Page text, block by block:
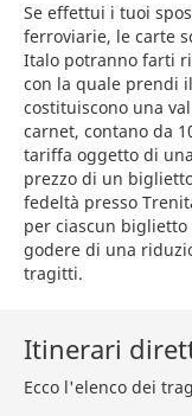
Se effettui i tuoi
ferroviarie, le carte
Italo potranno farti
con la quale prendi
costituiscono una
carnet, contano da
tariffa oggetto di
prezzo di un
fedeltà presso
per ciascun
godere di una
tragitti.
Itinerari
Ecco l'elenco dei